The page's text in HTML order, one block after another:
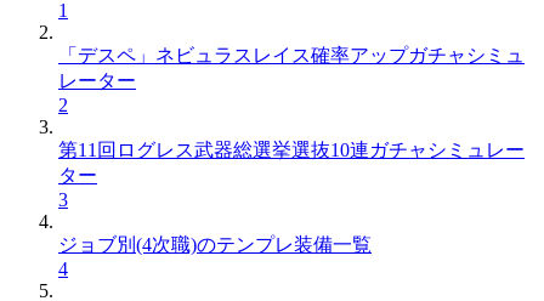
1
「デスペ」ネビュラスレイス確率アップガチャシミュ
レーター
2
第11回ログレス武器総選挙選抜10連ガチャシミュレー
ター
3
ジョブ別(4次職)のテンプレ装備一覧
4